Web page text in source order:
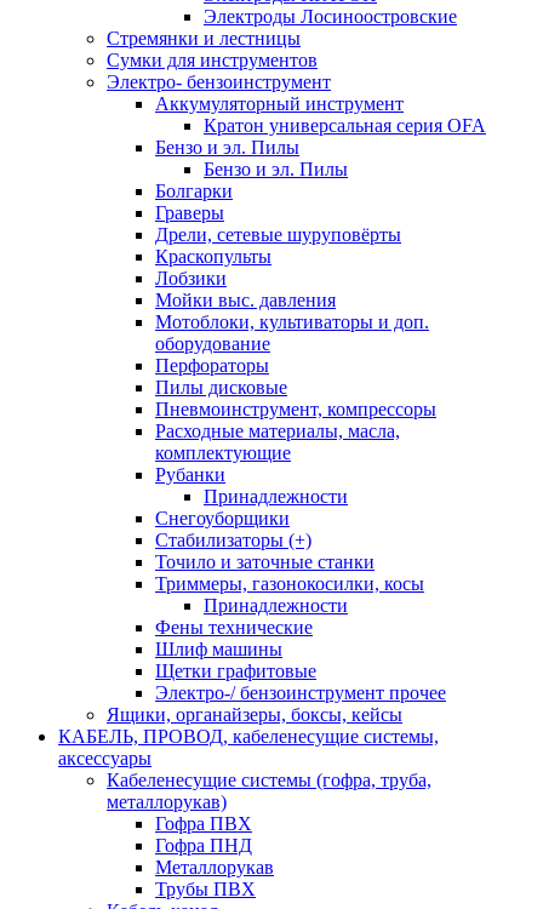
Электроды Лосиноостровские
Стремянки и лестницы
Сумки для инструментов
Электро- бензоинструмент
Аккумуляторный инструмент
Кратон универсальная серия OFA
Бензо и эл. Пилы
Бензо и эл. Пилы
Болгарки
Граверы
Дрели, сетевые шуруповёрты
Краскопульты
Лобзики
Мойки выс. давления
Мотоблоки, культиваторы и доп.
оборудование
Перфораторы
Пилы дисковые
Пневмоинструмент, компрессоры
Расходные материалы, масла,
комплектующие
Рубанки
Принадлежности
Снегоуборщики
Стабилизаторы (+)
Точило и заточные станки
Триммеры, газонокосилки, косы
Принадлежности
Фены технические
Шлиф машины
Щетки графитовые
Электро-/ бензоинструмент прочее
Ящики, органайзеры, боксы, кейсы
КАБЕЛЬ, ПРОВОД, кабеленесущие системы,
аксессуары
Кабеленесущие системы (гофра, труба,
металлорукав)
Гофра ПВХ
Гофра ПНД
Металлорукав
Трубы ПВХ